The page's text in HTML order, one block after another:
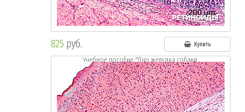
825 руб. Купить
Учебное пособие "Дно желудка собаки.
Окр.: г.-э."